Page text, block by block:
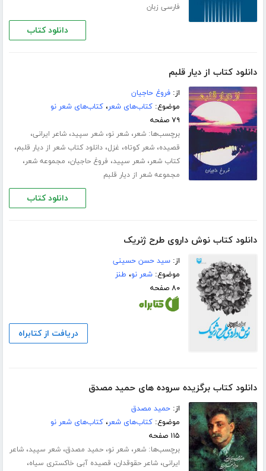
فارسی زبان
دانلود کتاب
دانلود کتاب از دیار قلبم
از:فروغ حاجیان
موضوع:کتاب‌های شعر،کتاب‌های شعر نو
۷۹ صفحه
برچسب‌ها:شعر،شعر نو،شعر سپید،شاعر ایرانی،
قصیده،شعر کوتاه، غزل،دانلود کتاب شعر از دیار قلبم،
کتاب شعر،شعر سپید، فروغ حاجیان، مجموعه شعر،
مجموعه شعر از دیار قلبم
دانلود کتاب
دانلود کتاب نوش داروی طرح ژنریک
از:سید حسن حسینی
موضوع:شعر نو، طنز
۸۰ صفحه
دریافت از کتابراه
دانلود کتاب برگزیده سروده های حمید مصدق
از:حمید مصدق
موضوع:کتاب‌های شعر،کتاب‌های شعر نو
۱۱۵ صفحه
برچسب‌ها:شعر،شعر نو،حمید مصدق،شعر سپید،شاعر
ایرانی،شاعر حقوقدان، قصیده آبی خاکستری سیاه،